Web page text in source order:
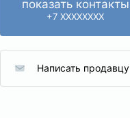
показать контакты
+7 XXXXXXXX
Написать продавцу